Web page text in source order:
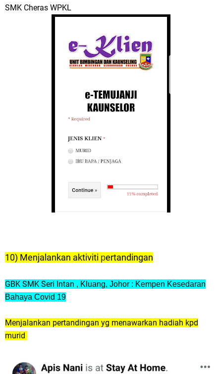
SMK Cheras WPKL
10) Menjalankan aktiviti pertandingan
GBK SMK Seri Intan , Kluang, Johor : Kempen Kesedaran
Bahaya Covid 19
Menjalankan pertandingan yg menawarkan hadiah kpd
murid